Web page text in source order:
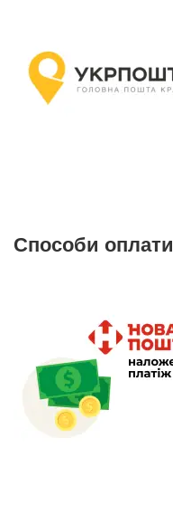
Способи оплати